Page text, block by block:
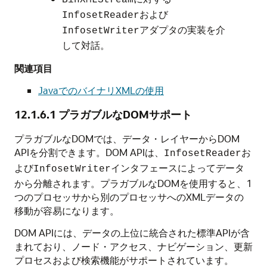
InfosetReaderおよび
InfosetWriterアダプタの実装を介
して対話。
関連項目
JavaでのバイナリXMLの使用
12.1.6.1 プラガブルなDOMサポート
プラガブルなDOMでは、データ・レイヤーからDOM
APIを分割できます。DOM APIは、
InfosetReaderお
よびInfosetWriterインタフェースによってデータ
から分離されます。プラガブルなDOMを使用すると、1
つのプロセッサから別のプロセッサへのXMLデータの
移動が容易になります。
DOM APIには、データの上位に統合された標準APIが含
まれており、ノード・アクセス、ナビゲーション、更新
プロセスおよび検索機能がサポートされています。